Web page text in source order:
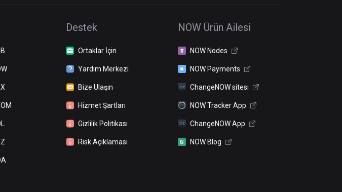
Destek
Ortaklar İçin
Yardım Merkezi
Bize Ulaşın
Hizmet Şartları
Gizlilik Politikası
Risk Açıklaması
NOW Ürün Ailesi
NOW Nodes
NOW Payments
ChangeNOW sitesi
NOW Tracker App
ChangeNOW App
NOW Blog